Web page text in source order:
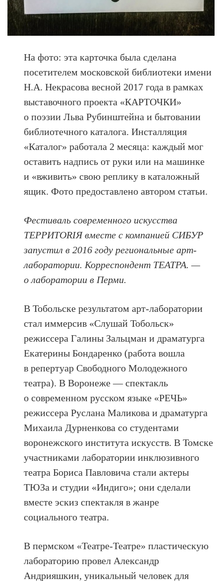
На фото: эта карточка была сделана
посетителем московской библиотеки имени
Н.А. Некрасова весной 2017 года в рамках
выставочного проекта «КАРТОЧКИ»
о поэзии Льва Рубинштейна и бытовании
библиотечного каталога. Инсталляция
«Каталог» работала 2 месяца: каждый мог
оставить надпись от руки или на машинке
и «вживить» свою реплику в каталожный
ящик. Фото предоставлено автором статьи.
Фестиваль современного искусства
ТЕРРИТОRIЯ вместе с компанией СИБУР
запустил в 2016 году региональные арт-
лаборатории. Корреспондент ТЕАТРА. —
о лаборатории в Перми.
В Тобольске результатом арт-лаборатории
стал иммерсив «Слушай Тобольск»
режиссера Галины Зальцман и драматурга
Екатерины Бондаренко (работа вошла
в репертуар Свободного Молодежного
театра). В Воронеже — спектакль
о современном русском языке «РЕЧЬ»
режиссера Руслана Маликова и драматурга
Михаила Дурненкова со студентами
воронежского института искусств. В Томске
участниками лаборатории инклюзивного
театра Бориса Павловича стали актеры
ТЮЗа и студии «Индиго»; они сделали
вместе эскиз спектакля в жанре
социального театра.
В пермском «Театре-Театре» пластическую
лабораторию провел Александр
Андрияшкин, уникальный человек для